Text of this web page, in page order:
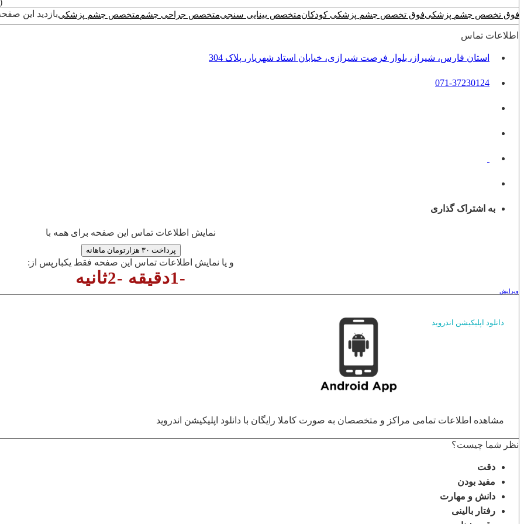
فوق تخصص چشم پزشکیفوق تخصص چشم پزشکی کودکانمتخصص بینایی سنجیمتخصص جراحی چشممتخصص چشم پزشکیبازدید این صفحه :
اطلاعات تماس
استان فارس، شیراز، بلوار فرصت شیرازی، خیابان استاد شهریار، پلاک 304
071-37230124
به اشتراک گذاری
نمایش اطلاعات تماس این صفحه برای همه با
پرداخت ۳۰ هزارتومان ماهانه
و یا نمایش اطلاعات تماس این صفحه فقط یکبارپس از:
-1دقیقه -2ثانیه
ویرایش
دانلود اپلیکیشن اندروید
مشاهده اطلاعات تمامی مراکز و متخصصان به صورت کاملا رایگان با دانلود اپلیکیشن اندروید
نظر شما چیست؟
دقت
مفید بودن
دانش و مهارت
رفتار بالینی